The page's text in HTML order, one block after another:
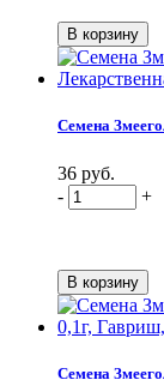
Семена
36 руб.
-
+
Семена